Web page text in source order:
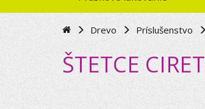
Drevo Príslušenstvo
ŠTETCE CIRET